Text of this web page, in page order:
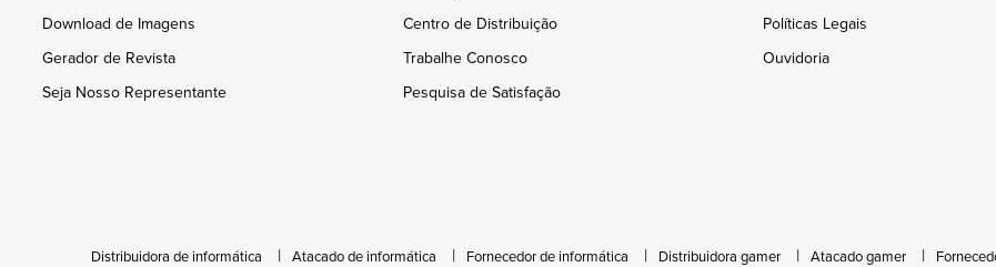
Download de Imagens
Gerador de Revista
Seja Nosso Representante
Centro de Distribuição
Trabalhe Conosco
Pesquisa de Satisfação
Políticas Legais
Ouvidoria
Distribuidora de informática Atacado de informática Fornecedor de informática Distribuidora gamer Atacado gamer